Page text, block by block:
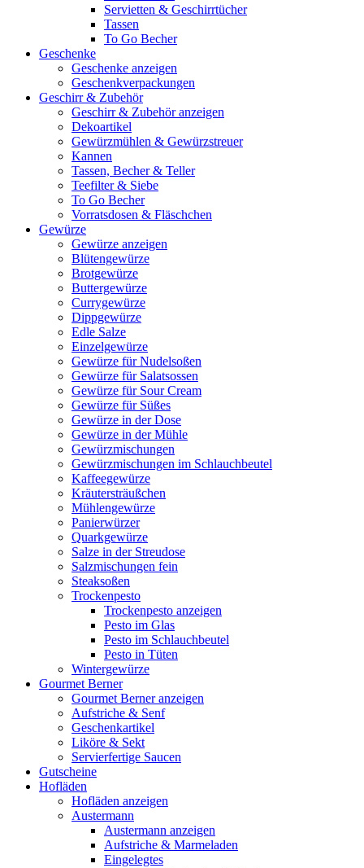
Servietten & Geschirrtücher
Tassen
To Go Becher
Geschenke
Geschenke anzeigen
Geschenkverpackungen
Geschirr & Zubehör
Geschirr & Zubehör anzeigen
Dekoartikel
Gewürzmühlen & Gewürzstreuer
Kannen
Tassen, Becher & Teller
Teefilter & Siebe
To Go Becher
Vorratsdosen & Fläschchen
Gewürze
Gewürze anzeigen
Blütengewürze
Brotgewürze
Buttergewürze
Currygewürze
Dippgewürze
Edle Salze
Einzelgewürze
Gewürze für Nudelsoßen
Gewürze für Salatsossen
Gewürze für Sour Cream
Gewürze für Süßes
Gewürze in der Dose
Gewürze in der Mühle
Gewürzmischungen
Gewürzmischungen im Schlauchbeutel
Kaffeegewürze
Kräutersträußchen
Mühlengewürze
Panierwürzer
Quarkgewürze
Salze in der Streudose
Salzmischungen fein
Steaksoßen
Trockenpesto
Trockenpesto anzeigen
Pesto im Glas
Pesto im Schlauchbeutel
Pesto in Tüten
Wintergewürze
Gourmet Berner
Gourmet Berner anzeigen
Aufstriche & Senf
Geschenkartikel
Liköre & Sekt
Servierfertige Saucen
Gutscheine
Hofläden
Hofläden anzeigen
Austermann
Austermann anzeigen
Aufstriche & Marmeladen
Eingelegtes